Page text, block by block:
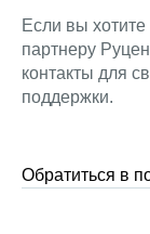
Если вы
партнеру
контакты для
поддержки.
Обратиться в